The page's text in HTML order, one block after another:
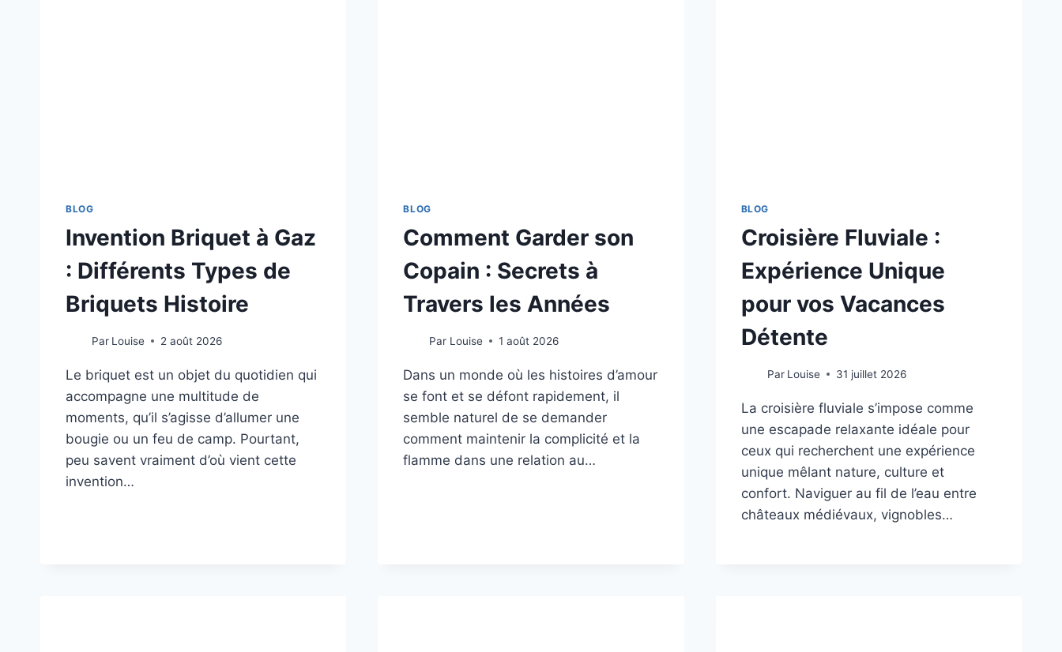
BLOG
Invention Briquet à Gaz
: Différents Types de
Briquets Histoire
Par Louise 2 août 2026
Le briquet est un objet du quotidien qui
accompagne une multitude de
moments, qu’il s’agisse d’allumer une
bougie ou un feu de camp. Pourtant,
peu savent vraiment d’où vient cette
invention…
BLOG
Comment Garder son
Copain : Secrets à
Travers les Années
Par Louise 1 août 2026
Dans un monde où les histoires d’amour
se font et se défont rapidement, il
semble naturel de se demander
comment maintenir la complicité et la
flamme dans une relation au…
BLOG
Croisière Fluviale :
Expérience Unique
pour vos Vacances
Détente
Par Louise 31 juillet 2026
La croisière fluviale s’impose comme
une escapade relaxante idéale pour
ceux qui recherchent une expérience
unique mêlant nature, culture et
confort. Naviguer au fil de l’eau entre
châteaux médiévaux, vignobles…